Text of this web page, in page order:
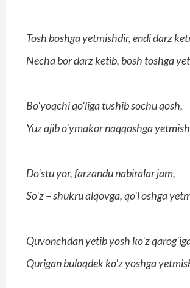
Tosh boshga yetmishdir, endi darz
Necha bor darz ketib, bosh toshga
Bo'yoqchi qo'liga tushib sochu qosh,
Yuz ajib o'ymakor naqqoshga
Do'stu yor, farzandu nabiralar jam,
So'z – shukru alqovga, qo'l oshga
Quvonchdan yetib yosh ko'z
Qurigan buloqdek ko'z yoshga